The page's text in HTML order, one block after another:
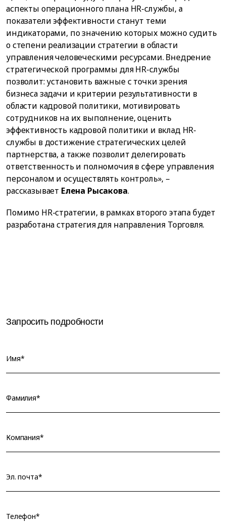
аспекты операционного плана HR-службы, а
показатели эффективности станут теми
индикаторами, по значению которых можно судить
о степени реализации стратегии в области
управления человеческими ресурсами. Внедрение
стратегической программы для HR-службы
позволит: установить важные с точки зрения
бизнеса задачи и критерии результативности в
области кадровой политики, мотивировать
сотрудников на их выполнение, оценить
эффективность кадровой политики и вклад HR-
службы в достижение стратегических целей
партнерства, а также позволит делегировать
ответственность и полномочия в сфере управления
персоналом и осуществлять контроль», –
рассказывает Елена Рысакова.
Помимо HR-стратегии, в рамках второго этапа будет
разработана стратегия для направления Торговля.
Запросить подробности
Имя*
Фамилия*
Компания*
Эл. почта*
Телефон*